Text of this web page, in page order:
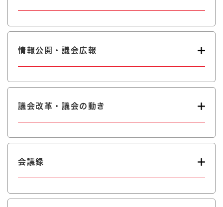
情報公開・議会広報
議会改革・議会の動き
会議録